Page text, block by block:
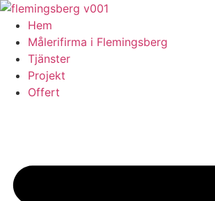
Skip
content
Hem
Målerifirma i Flemingsberg
Tjänster
Projekt
Offert